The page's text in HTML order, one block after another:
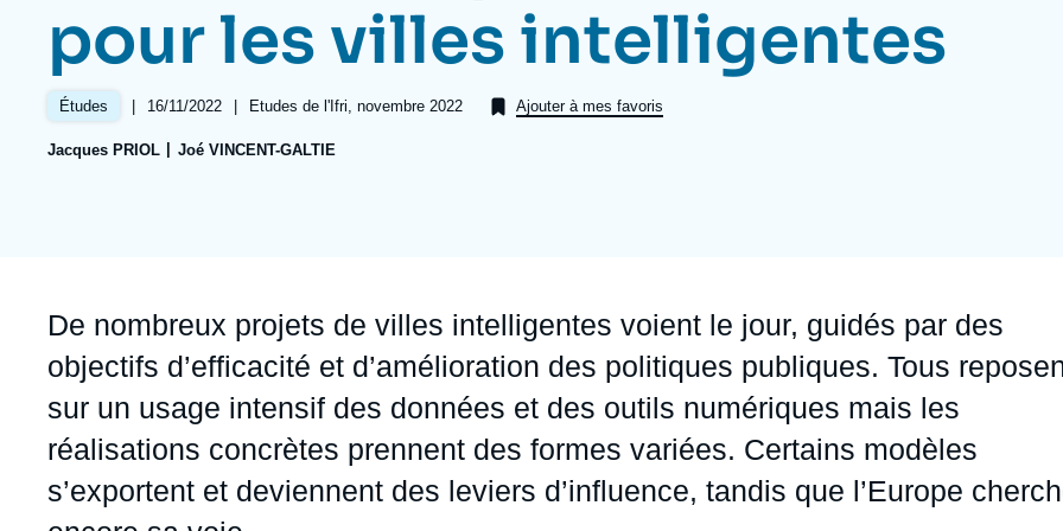
Partenariats et réseaux
Nous soutenir en tant que professionnel
Ramses
Podcast
Intelligence artificielle
Guerre en Ukraine
OTAN
Europe
Afrique du Nord et Moyen-Orient
pour les villes intelligentes
Études |
Date
publication
16/11/2022 | Références
Etudes de l'Ifri, novembre 2022 Ajouter à mes favoris
Jacques PRIOL Joé VINCENT-GALTIE
Accroche
De nombreux projets de villes intelligentes voient le jour, guidés par des
objectifs d’efficacité et d’amélioration des politiques publiques. Tous
sur un usage intensif des données et des outils numériques mais les
réalisations concrètes prennent des formes variées. Certains modèles
s’exportent et deviennent des leviers d’influence, tandis que l’Europe